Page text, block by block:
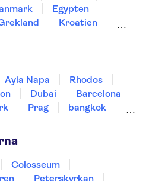
Egypten
Kroatien
Ayia Napa
Rhodos
Dubai
Barcelona
Prag
bangkok
Colosseum
Peterskyrkan